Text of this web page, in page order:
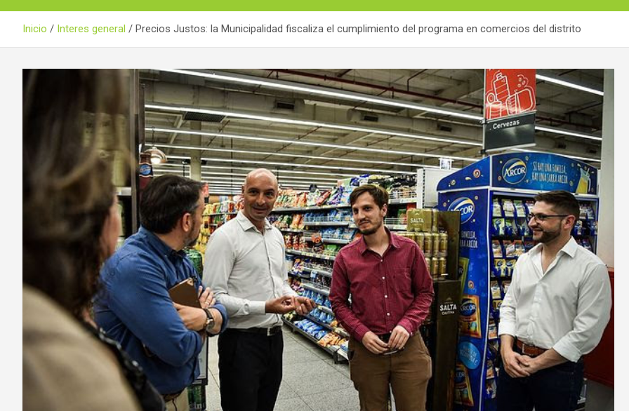
Inicio Interes general Precios Justos: la Municipalidad fiscaliza el cumplimiento del programa en comercios del distrito